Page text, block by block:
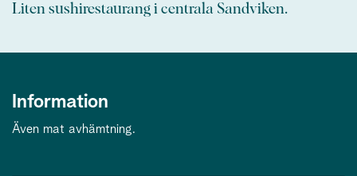
Liten sushirestaurang i centrala Sandviken.
Information
Även mat avhämtning.